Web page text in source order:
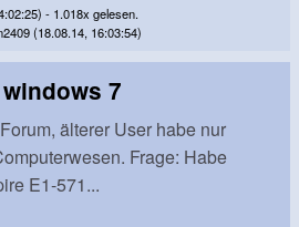
- 1.018x gelesen.
(18.08.14, 16:03:54)
7
älterer User habe nur
Frage: Habe
E1-571...